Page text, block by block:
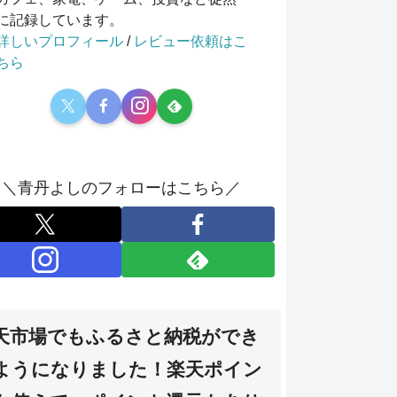
記録しています。
しいプロフィール / レビュー依頼はこ
ら
＼青丹よしのフォローはこちら／
市場でもふるさと納税ができ
うになりました！楽天ポイン